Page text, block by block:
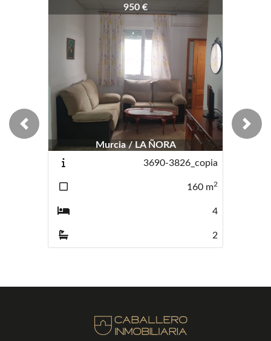
4351-3470
950 €
Murcia / LA ÑORA
3690-3826_copia
160 m2
4
2
Previous Next